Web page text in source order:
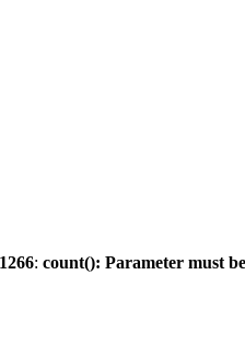
1266: count(): Parameter must